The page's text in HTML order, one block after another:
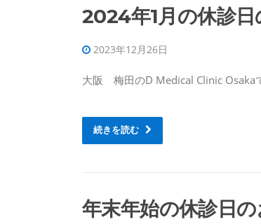
2024年1月の休診
2023年12月26日
大阪 梅田のD Medical Clinic Osaka
続きを読む
年末年始の休診日